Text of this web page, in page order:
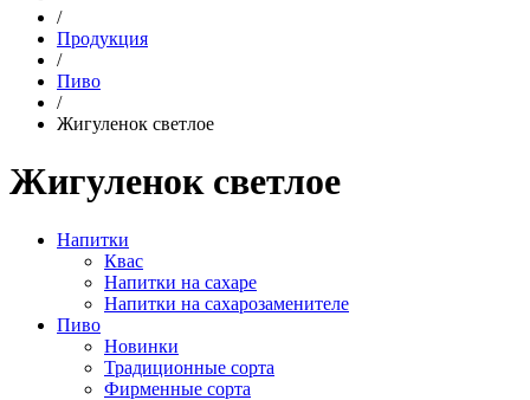
/
Продукция
/
Пиво
/
Жигуленок светлое
Жигуленок светлое
Напитки
Квас
Напитки на сахаре
Напитки на сахарозаменителе
Пиво
Новинки
Традиционные сорта
Фирменные сорта